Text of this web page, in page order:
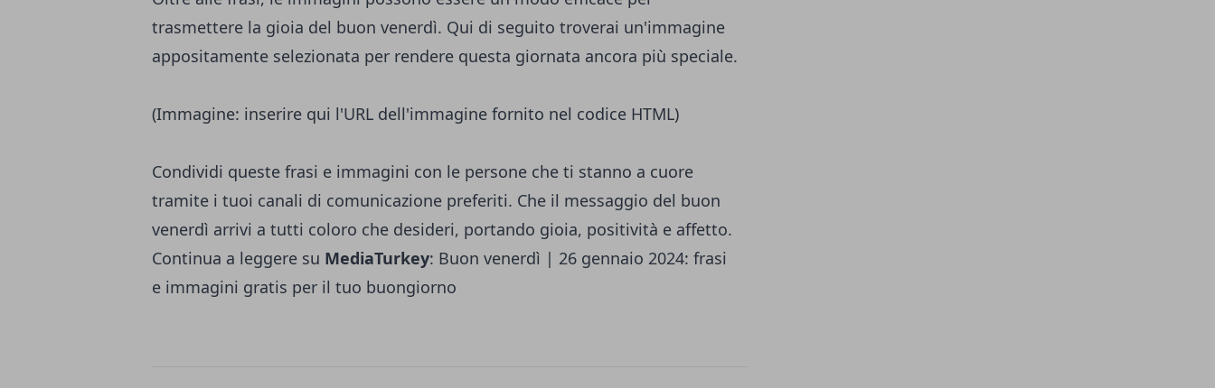
trasmettere la gioia del buon venerdì. Qui di seguito troverai un'immagine
appositamente selezionata per rendere questa giornata ancora più speciale.
(Immagine: inserire qui l'URL dell'immagine fornito nel codice HTML)
Condividi queste frasi e immagini con le persone che ti stanno a cuore
tramite i tuoi canali di comunicazione preferiti. Che il messaggio del buon
venerdì arrivi a tutti coloro che desideri, portando gioia, positività e affetto.
Continua a leggere su MediaTurkey: Buon venerdì | 26 gennaio 2024: frasi
e immagini gratis per il tuo buongiorno